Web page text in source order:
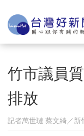
竹市議員
排放
記者萬世璉 蔡文綺／新